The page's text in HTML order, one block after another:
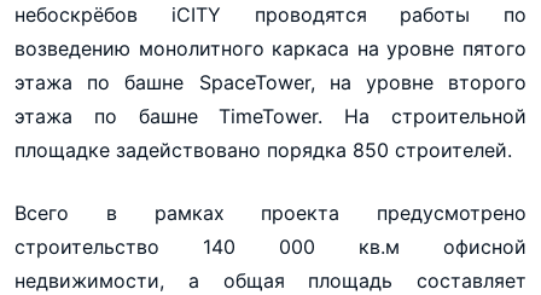
небоскрёбов iCITY проводятся работы по
возведению монолитного каркаса на уровне пятого
этажа по башне SpaceTower, на уровне второго
этажа по башне TimeTower. На строительной
площадке задействовано порядка 850 строителей.
Всего в рамках проекта предусмотрено
строительство 140 000 кв.м офисной
недвижимости, а общая площадь составляет